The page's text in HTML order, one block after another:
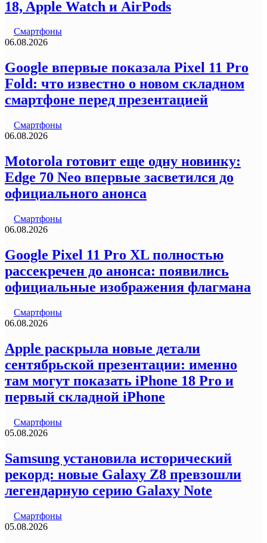
18, Apple Watch и AirPods
Смартфоны
06.08.2026
Google впервые показала Pixel 11 Pro
Fold: что известно о новом складном
смартфоне перед презентацией
Смартфоны
06.08.2026
Motorola готовит еще одну новинку:
Edge 70 Neo впервые засветился до
официального анонса
Смартфоны
06.08.2026
Google Pixel 11 Pro XL полностью
рассекречен до анонса: появились
официальные изображения флагмана
Смартфоны
06.08.2026
Apple раскрыла новые детали
сентябрьской презентации: именно
там могут показать iPhone 18 Pro и
первый складной iPhone
Смартфоны
05.08.2026
Samsung установила исторический
рекорд: новые Galaxy Z8 превзошли
легендарную серию Galaxy Note
Смартфоны
05.08.2026